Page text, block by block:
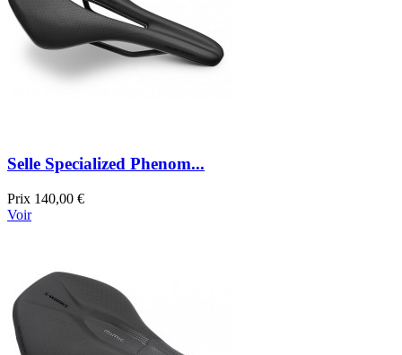
Selle Specialized Phenom...
Prix 140,00 €
Voir